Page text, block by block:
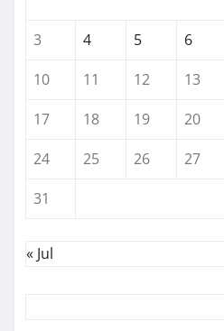
3
4 5 6
10
11 12 13
17
18 19 20
24
25 26 27
31
« Jul